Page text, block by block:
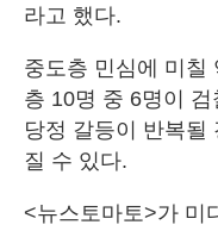
라고 했다.
중도층 민심에 미칠
층 10명 중 6명이
당정 갈등이 반복될
질 수 있다.
<뉴스토마토>가 미